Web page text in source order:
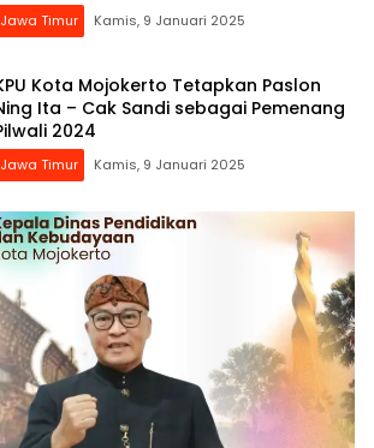
Jawa Timur Kamis, 9 Januari 2025
Kota Mojokerto Tetapkan Paslon
Ita – Cak Sandi sebagai Pemenang
2024
Jawa Timur Kamis, 9 Januari 2025